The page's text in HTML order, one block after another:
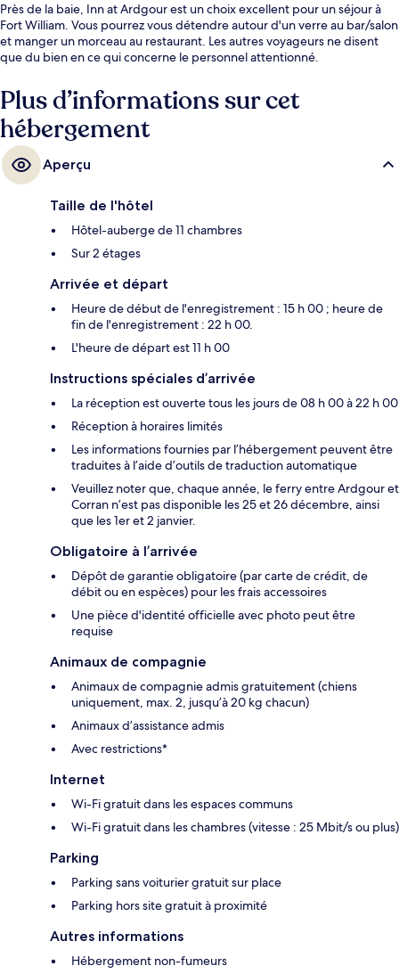
Près de la baie, Inn at Ardgour est un choix excellent pour un séjour à
Fort William. Vous pourrez vous détendre autour d'un verre au bar/salon
et manger un morceau au restaurant. Les autres voyageurs ne disent
que du bien en ce qui concerne le personnel attentionné.
Plus d’informations sur cet
hébergement
Aperçu
Taille de l'hôtel
Hôtel-auberge de 11 chambres
Sur 2 étages
Arrivée et départ
Heure de début de l'enregistrement : 15 h 00 ; heure de
fin de l'enregistrement : 22 h 00.
L'heure de départ est 11 h 00
Instructions spéciales d’arrivée
La réception est ouverte tous les jours de 08 h 00 à 22 h 00
Réception à horaires limités
Les informations fournies par l’hébergement peuvent être
traduites à l’aide d’outils de traduction automatique
Veuillez noter que, chaque année, le ferry entre Ardgour et
Corran n’est pas disponible les 25 et 26 décembre, ainsi
que les 1er et 2 janvier.
Obligatoire à l’arrivée
Dépôt de garantie obligatoire (par carte de crédit, de
débit ou en espèces) pour les frais accessoires
Une pièce d'identité officielle avec photo peut être
requise
Animaux de compagnie
Animaux de compagnie admis gratuitement (chiens
uniquement, max. 2, jusqu’à 20 kg chacun)
Animaux d’assistance admis
Avec restrictions*
Internet
Wi-Fi gratuit dans les espaces communs
Wi-Fi gratuit dans les chambres (vitesse : 25 Mbit/s ou plus)
Parking
Parking sans voiturier gratuit sur place
Parking hors site gratuit à proximité
Autres informations
Hébergement non-fumeurs